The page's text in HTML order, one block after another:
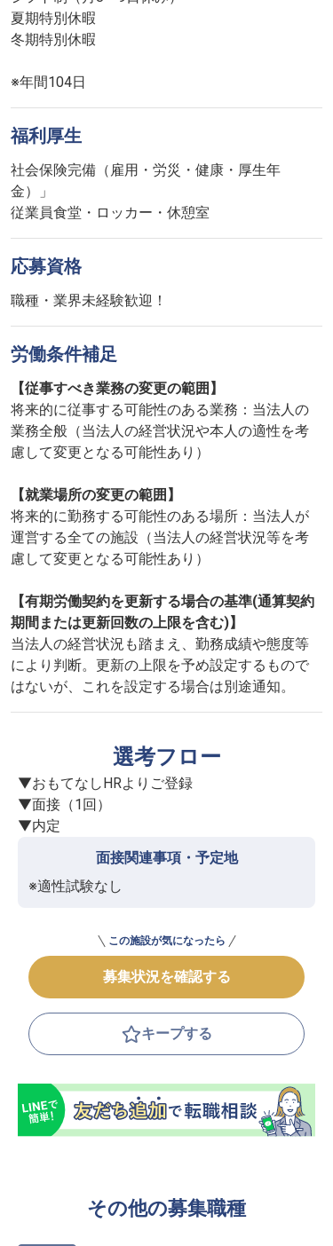
夏期特別休暇
冬期特別休暇
※年間104日
福利厚生
社会保険完備（雇用・労災・健康・厚生年
金）」
従業員食堂・ロッカー・休憩室
応募資格
職種・業界未経験歓迎！
労働条件補足
【従事すべき業務の変更の範囲】
将来的に従事する可能性のある業務：当法人の
業務全般（当法人の経営状況や本人の適性を考
慮して変更となる可能性あり）
【就業場所の変更の範囲】
将来的に勤務する可能性のある場所：当法人が
運営する全ての施設（当法人の経営状況等を考
慮して変更となる可能性あり）
【有期労働契約を更新する場合の基準(通算契約
期間または更新回数の上限を含む)】
当法人の経営状況も踏まえ、勤務成績や態度等
により判断。更新の上限を予め設定するもので
はないが、これを設定する場合は別途通知。
選考フロー
▼おもてなしHRよりご登録
▼面接（1回）
▼内定
面接関連事項・予定地
※適性試験なし
この施設が気になったら
募集状況を確認する
キープする
その他の募集職種